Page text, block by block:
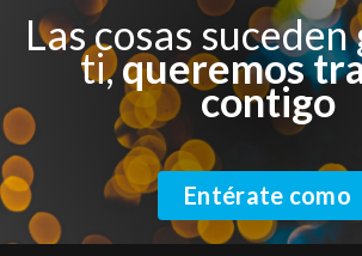
Las cosas suceden
ti,queremos
contigo
Entérate como